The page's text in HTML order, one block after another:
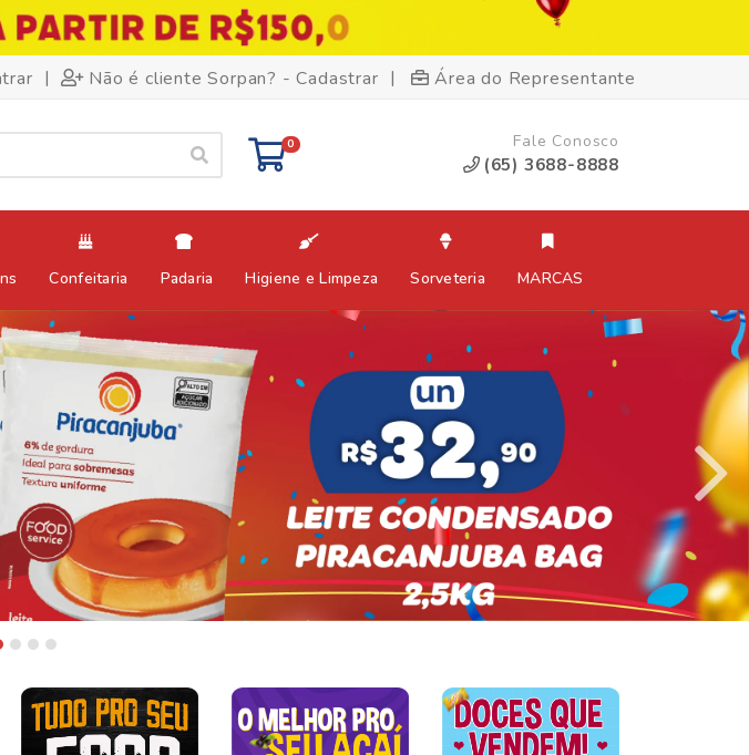
| Não é cliente Sorpan? - Cadastrar | Área do Representante
0 Fale Conosco
(65) 3688-8888
Confeitaria Padaria Higiene e Limpeza Sorveteria MARCAS